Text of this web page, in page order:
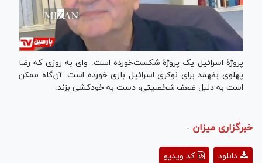
پروژهٔ اسرائیل یک پروژهٔ شکست‌خورده است. وای به روزی که رضا
پهلوی بفهمد برای نوکری اسرائیل بازی خورده است. آن‌گاه ممکن
است به دلیل ضعف شخصیتی، دست به خودکشی بزند.
خبرگزاری میزان -
Playکد ویدیو دانلود